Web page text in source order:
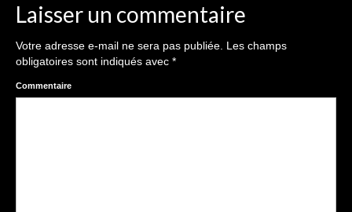
Reportages / Nature morte
Galeries Privées
séance du 25.04.26
Laisser un commentaire
Votre adresse e-mail ne sera pas publiée. Les champs
obligatoires sont indiqués avec *
Commentaire